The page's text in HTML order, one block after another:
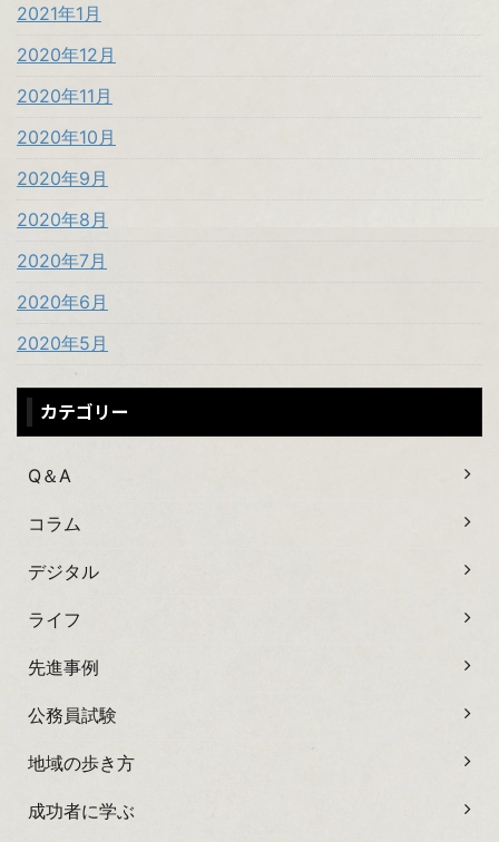
2021年1月
2020年12月
2020年11月
2020年10月
2020年9月
2020年8月
2020年7月
2020年6月
2020年5月
カテゴリー
Q＆A
コラム
デジタル
ライフ
先進事例
公務員試験
地域の歩き方
成功者に学ぶ